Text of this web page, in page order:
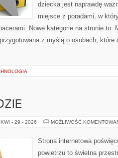
dziecka jest naprawdę
miejsce z poradami, w
Nowe kategorie na stronie to:
z myślą o osobach, które
KWI - 29 - 2026 MOŻLIWOŚĆ
Strona internetowa
powietrzu to świetna